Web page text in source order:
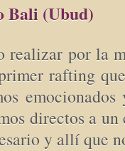
Bali (Ubud)
realizar por la
rafting
directos a un
y allí que